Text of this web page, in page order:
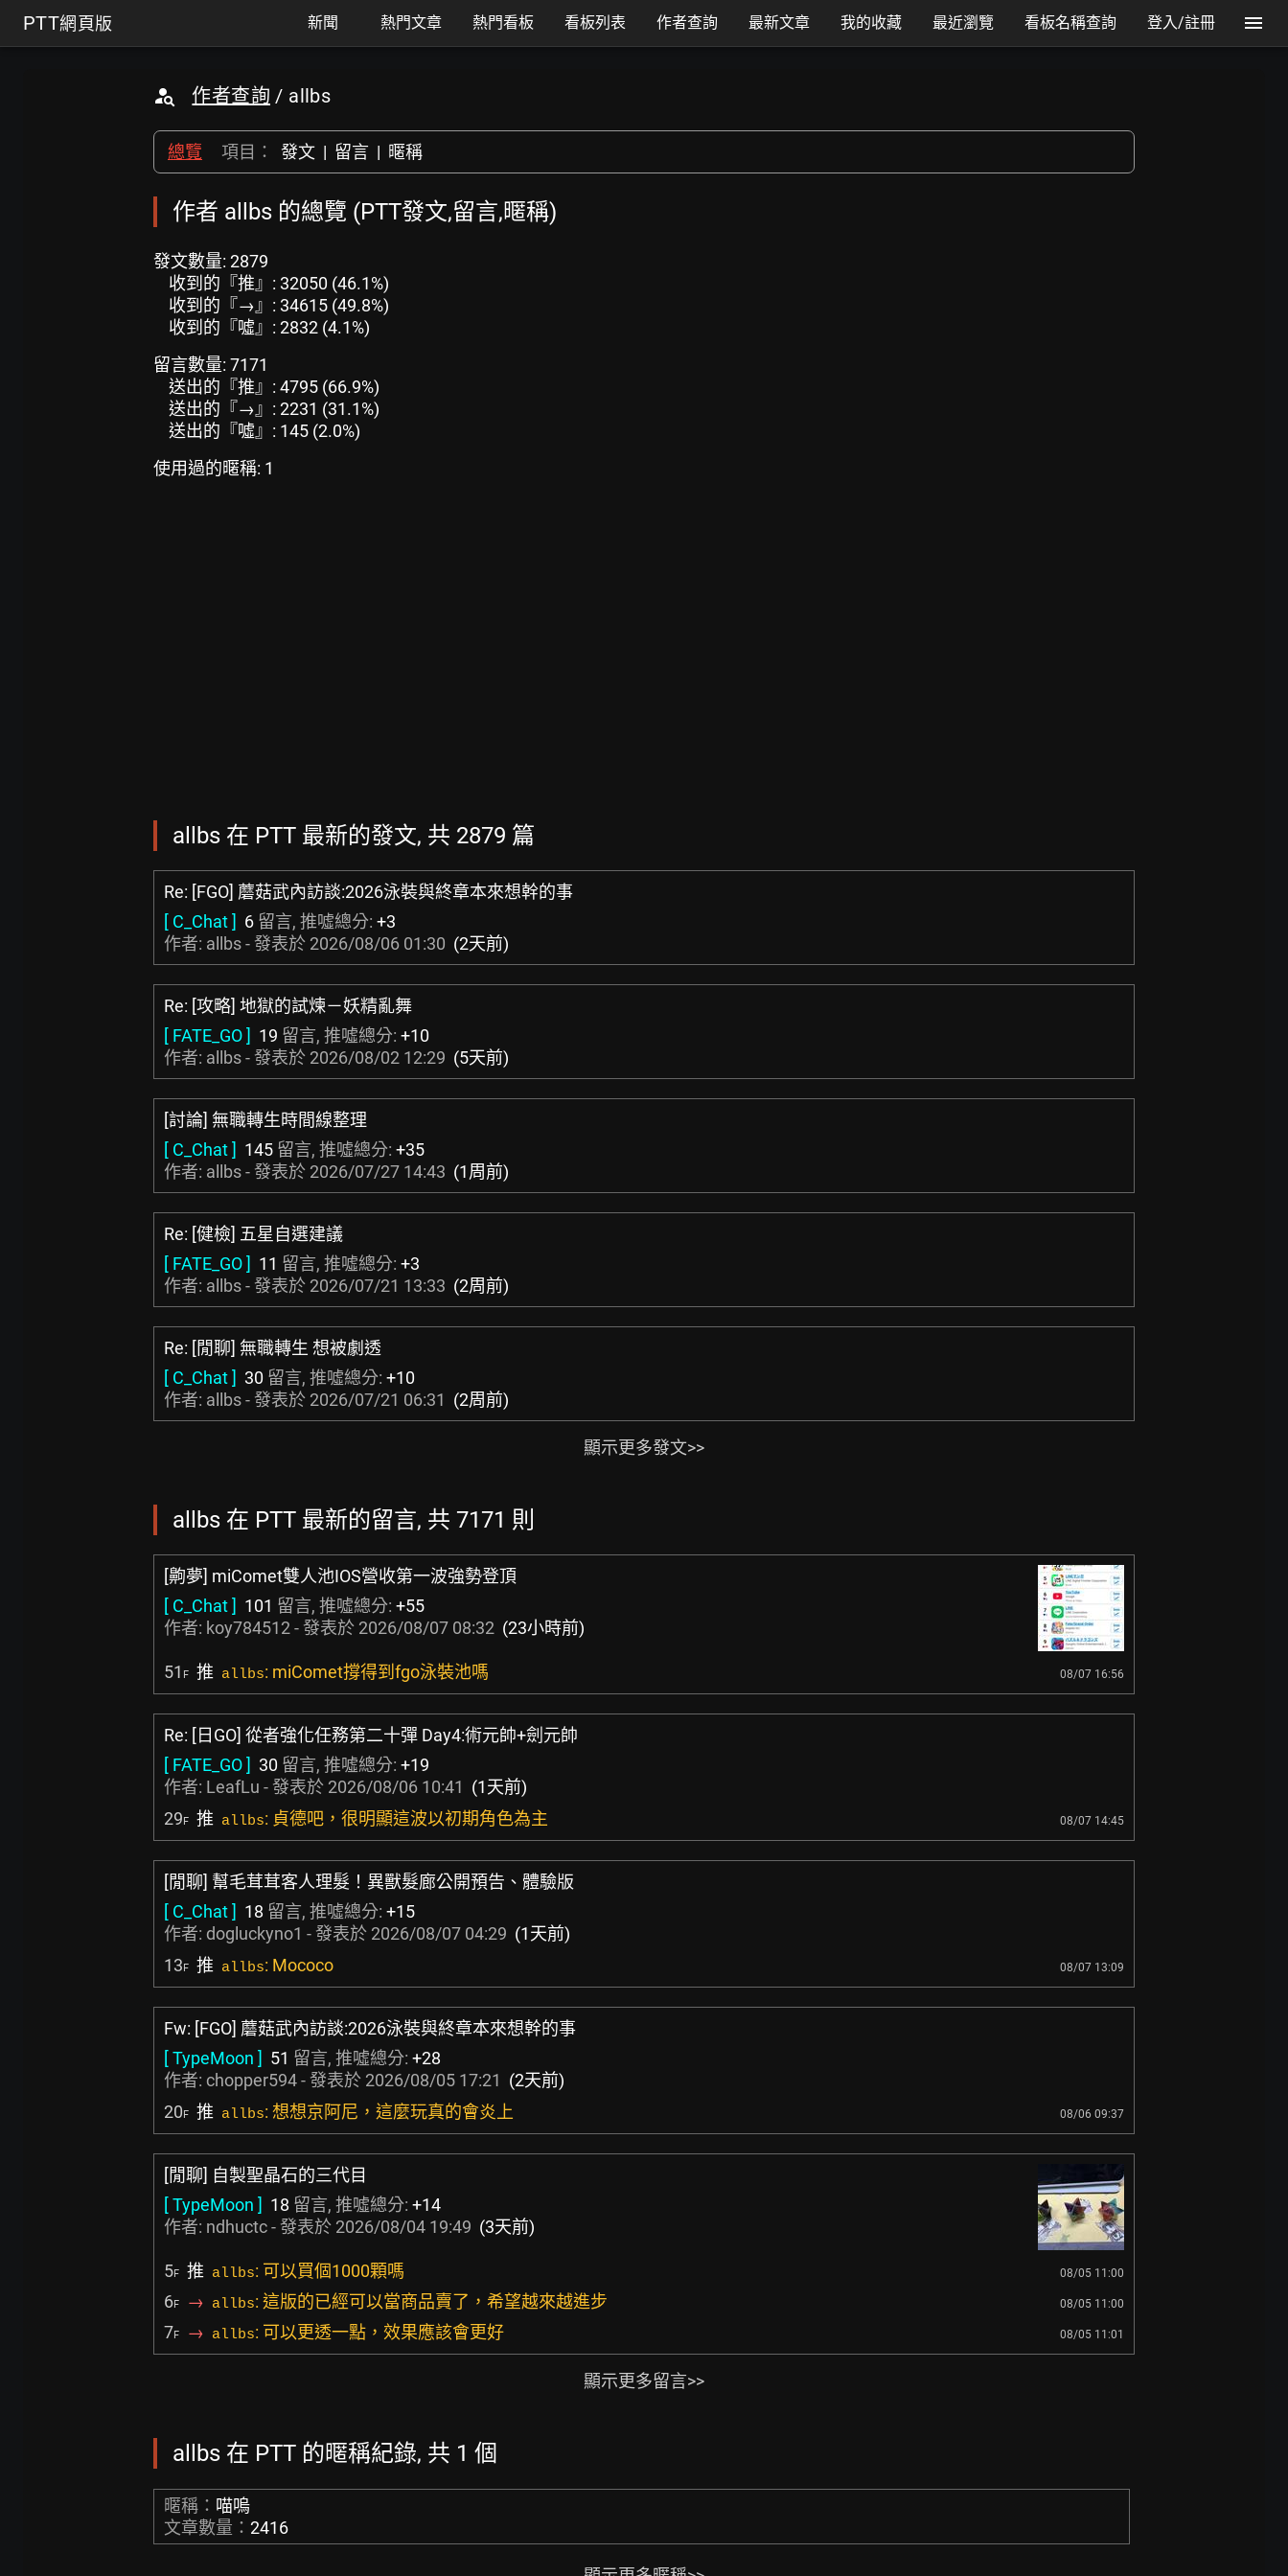
PTT網頁版 新聞 熱門文章 熱門看板 看板列表 作者查詢 最新文章 我的收藏 最近瀏覽 看板名稱查詢 登入/註冊
作者查詢 / allbs
總覽 項目： 發文 | 留言 | 暱稱
作者 allbs 的總覽 (PTT發文,留言,暱稱)
發文數量: 2879
收到的『推』: 32050 (46.1%)
收到的『→』: 34615 (49.8%)
收到的『噓』: 2832 (4.1%)
留言數量: 7171
送出的『推』: 4795 (66.9%)
送出的『→』: 2231 (31.1%)
送出的『噓』: 145 (2.0%)
使用過的暱稱: 1
allbs 在 PTT 最新的發文, 共 2879 篇
Re: [FGO] 蘑菇武內訪談:2026泳裝與終章本來想幹的事
[ C_Chat ] 6 留言, 推噓總分: +3
作者: allbs - 發表於 2026/08/06 01:30 (2天前)
Re: [攻略] 地獄的試煉－妖精亂舞
[ FATE_GO ] 19 留言, 推噓總分: +10
作者: allbs - 發表於 2026/08/02 12:29 (5天前)
[討論] 無職轉生時間線整理
[ C_Chat ] 145 留言, 推噓總分: +35
作者: allbs - 發表於 2026/07/27 14:43 (1周前)
Re: [健檢] 五星自選建議
[ FATE_GO ] 11 留言, 推噓總分: +3
作者: allbs - 發表於 2026/07/21 13:33 (2周前)
Re: [閒聊] 無職轉生 想被劇透
[ C_Chat ] 30 留言, 推噓總分: +10
作者: allbs - 發表於 2026/07/21 06:31 (2周前)
顯示更多發文>>
allbs 在 PTT 最新的留言, 共 7171 則
[齁夢] miComet雙人池IOS營收第一波強勢登頂
[ C_Chat ] 101 留言, 推噓總分: +55
作者: koy784512 - 發表於 2026/08/07 08:32 (23小時前)
51 F 推 allbs: miComet撐得到fgo泳裝池嗎 08/07 16:56
Re: [日GO] 從者強化任務第二十彈 Day4:術元帥+劍元帥
[ FATE_GO ] 30 留言, 推噓總分: +19
作者: LeafLu - 發表於 2026/08/06 10:41 (1天前)
29F 推 allbs: 貞德吧，很明顯這波以初期角色為主 08/07 14:45
[閒聊] 幫毛茸茸客人理髮！異獸髮廊公開預告、體驗版
[ C_Chat ] 18 留言, 推噓總分: +15
作者: dogluckyno1 - 發表於 2026/08/07 04:29 (1天前)
13F 推 allbs: Mococo 08/07 13:09
Fw: [FGO] 蘑菇武內訪談:2026泳裝與終章本來想幹的事
[ TypeMoon ] 51 留言, 推噓總分: +28
作者: chopper594- 發表於 2026/08/05 17:21 (2天前)
20F 推 allbs: 想想京阿尼，這麼玩真的會炎上 08/06 09:37
[閒聊] 自製聖晶石的三代目
[ TypeMoon ] 18 留言, 推噓總分: +14
作者: ndhuctc- 發表於 2026/08/04 19:49 (3天前)
5F 推 allbs: 可以買個1000顆嗎 08/05 11:00
6F → allbs: 這版的已經可以當商品賣了，希望越來越進步 08/05 11:00
7F → allbs: 可以更透一點，效果應該會更好 08/05 11:01
顯示更多留言>>
allbs 在 PTT 的暱稱紀錄, 共 1 個
暱稱： 喵嗚
文章數量： 2416